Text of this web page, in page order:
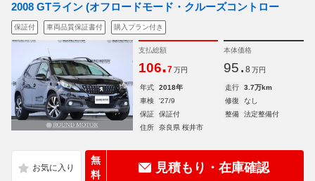
2008 GTライン (オフロードモード・クルーズコントロー
保証付 車両品質保証書付 購入プラン付き
支払総額
106.7 万円
本体価格
95. 8 万円
年式 2018年 走行
3.7万km
車検
'27/9 修復
なし
保証
保証付 整備
法定整備付
住所
奈良県 桜井市
無
料
見積もり・在庫確認